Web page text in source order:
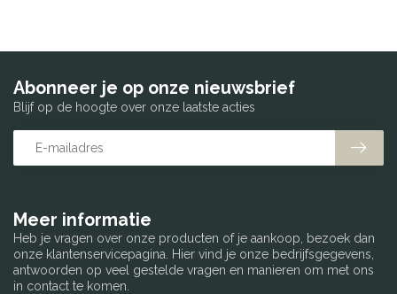
Meer informatie
Heb je vragen over onze producten of je aankoop, bezoek dan
onze klantenservicepagina. Hier vind je onze bedrijfsgegevens,
antwoorden op veel gestelde vragen en manieren om met ons
in contact te komen.
Abonneer je op onze nieuwsbrief
Blijf op de hoogte over onze laatste acties